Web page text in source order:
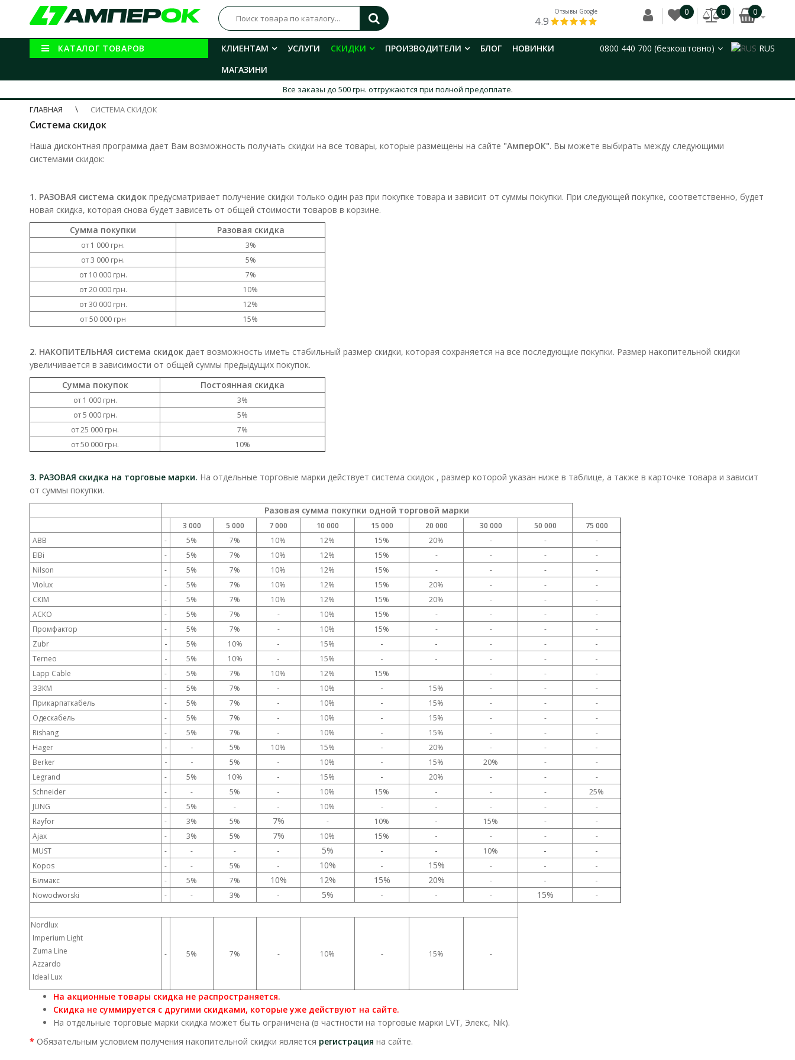
Отзывы Google
4.9
0 0 0
КАТАЛОГ ТОВАРОВ КЛИЕНТАМ УСЛУГИ СКИДКИ ПРОИЗВОДИТЕЛИ БЛОГ
НОВИНКИ
МАГАЗИНИ
0800 440 700 (безкоштовно) RUS
Все заказы до 500 грн. отгружаются при полной предоплате.
ГЛАВНАЯ
СИСТЕМА СКИДОК
Система скидок
Наша дисконтная программа дает Вам возможность получать скидки на все товары, которые размещены на сайте "АмперОК". Вы можете выбирать между следующими
системами скидок:
1. РАЗОВАЯ система скидок предусматривает получение скидки только один раз при покупке товара и зависит от суммы покупки. При следующей покупке, соответственно, будет
новая скидка, которая снова будет зависеть от общей стоимости товаров в корзине.
Сумма покупки
Разовая скидка
от 1 000 грн.
3%
от 3 000 грн.
5%
от 10 000 грн.
7%
от 20 000 грн.
10%
от 30 000 грн.
12%
от 50 000 грн
15%
2. НАКОПИТЕЛЬНАЯ система скидок дает возможность иметь стабильный размер скидки, которая сохраняется на все последующие покупки. Размер накопительной скидки
увеличивается в зависимости от общей суммы предыдущих покупок.
Сумма покупок
Постоянная скидка
от 1 000 грн.
3%
от 5 000 грн.
5%
от 25 000 грн.
7%
от 50 000 грн.
10%
3. РАЗОВАЯ скидка на торговые марки. На отдельные торговые марки действует система скидок , размер которой указан ниже в таблице, а также в карточке товара и зависит
от суммы покупки.
Разовая сумма покупки одной торговой марки
3 000 5 000 7 000 10 000 15 000 20 000 30 000 50 000
75 000
ABB
- 5% 7% 10% 12% 15% 20% - -
-
ElBi
- 5% 7% 10% 12% 15% - - -
-
Nilson
- 5% 7% 10% 12% 15% - - -
-
Violux
- 5% 7% 10% 12% 15% 20% - -
-
СКІМ
- 5% 7% 10% 12% 15% 20% - -
-
АСКО
- 5% 7% - 10% 15% - - -
-
Промфактор
- 5% 7% - 10% 15% - - -
-
Zubr
- 5% 10% - 15% - - - - -
Terneo - 5% 10% - 15% - - - - -
Lapp Cable - 5% 7% 10% 12% 15% - -
-
ЗЗКМ
- 5% 7% - 10% - 15% - -
-
Прикарпаткабель
- 5% 7% - 10% - 15% - -
-
Одескабель
- 5% 7% - 10% - 15% - -
-
Rishang
- 5% 7% - 10% - 15% - -
-
Hager
- - 5% 10% 15% - 20% - - -
Berker - - 5% - 10% - 15% 20% -
-
Legrand
- 5% 10% - 15% - 20% - -
-
Schneider
- - 5% - 10% 15% - - -
25%
JUNG
- 5% - - 10% - - - -
-
Rayfor
- 3% 5% 7% - 10% - 15% -
-
Ajax
- 3% 5% 7% 10% 15% - - -
-
MUST
- - - - 5% - - 10% - -
Kopos - - 5% - 10% - 15% - - -
Білмакс - 5% 7% 10% 12% 15% 20% - - -
Nowodworski - - 3% - 5% - - - 15% -
Nordlux
Imperium Light
Zuma Line
Azzardo
Ideal Lux
- 5% 7% - 10% - 15% -
На акционные товары скидка не распространяется.
Скидка не суммируется с другими скидками, которые уже действуют на сайте.
​На отдельные торговые марки скидка может быть ограничена (в частности на торговые марки LVT, Элекс, Nik).
* Обязательным условием получения накопительной скидки является регистрация на сайте.